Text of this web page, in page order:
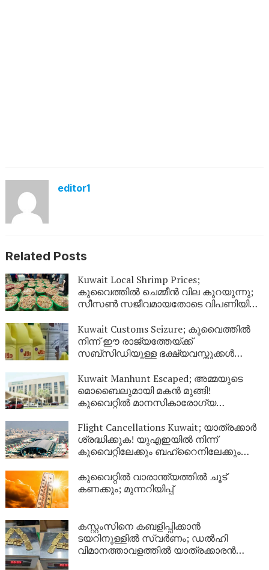
editor1
Related Posts
Kuwait Local Shrimp Prices;
കുവൈത്തിൽ ചെമ്മീൻ വില കുറയുന്നു;
സീസൺ സജീവമായതോടെ വിപണിയിൽ
Kuwait Customs Seizure; കുവൈത്തിൽ
നിന്ന് ഈ രാജ്യത്തേയ്ക്ക്
സബ്സിഡിയുള്ള ഭക്ഷ്യവസ്തുക്കൾ
Kuwait Manhunt Escaped; അമ്മയുടെ
മൊബൈലുമായി മകൻ മുങ്ങി!
കുവൈറ്റിൽ മാനസികാരോഗ്യ
യുവാവിനായി പോലീസ് തിരച്ചിൽ
Flight Cancellations Kuwait; യാത്രക്കാർ
ശ്രദ്ധിക്കുക! യുഎഇയിൽ നിന്ന്
കുവൈറ്റിലേക്കും ബഹ്‌റൈനിലേക്കും
ഇങ്ങനെ
കുവൈറ്റിൽ വാരാന്ത്യത്തിൽ ചൂട്
കണക്കും; മുന്നറിയിപ്പ്
കസ്റ്റംസിനെ കബളിപ്പിക്കാൻ
ടയറിനുള്ളിൽ സ്വർണം; ഡൽഹി
വിമാനത്താവളത്തിൽ യാത്രക്കാരൻ